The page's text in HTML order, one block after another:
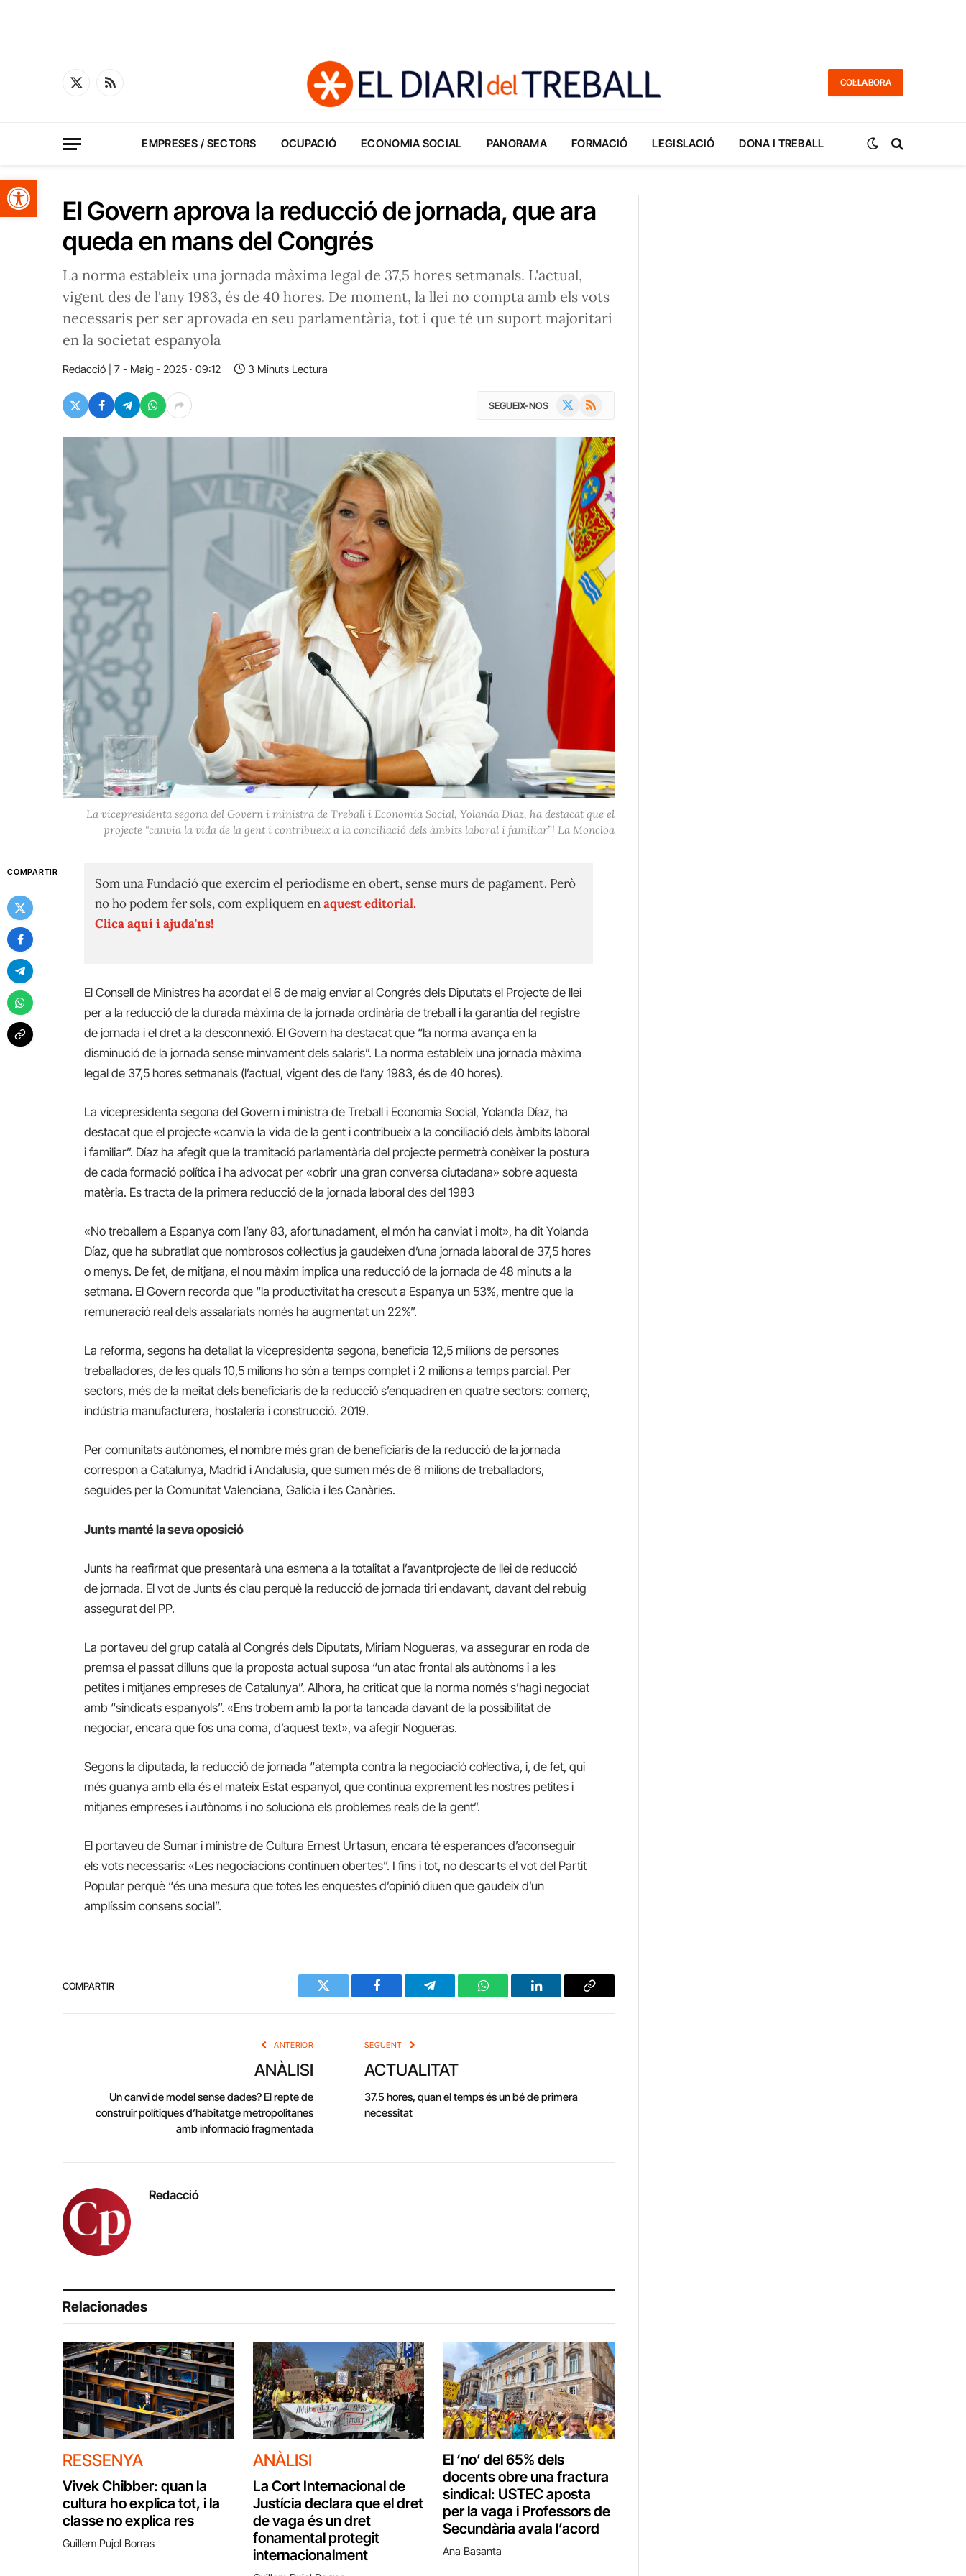
Obre la barra d'eines
X
RSS
COL·LABORA
EMPRESES / SECTORS OCUPACIÓ ECONOMIA SOCIAL PANORAMA FORMACIÓ LEGISLACIÓ DONA I TREBALL
El Govern aprova la reducció de jornada, que ara
queda en mans del Congrés
La norma estableix una jornada màxima legal de 37,5 hores setmanals. L'actual,
vigent des de l'any 1983, és de 40 hores. De moment, la llei no compta amb els vots
necessaris per ser aprovada en seu parlamentària, tot i que té un suport majoritari
en la societat espanyola
Redacció 7 - Maig - 2025 · 09:12 3 Minuts Lectura
SEGUEIX-NOS RSS
La vicepresidenta segona del Govern i ministra de Treball i Economia Social, Yolanda Díaz, ha destacat que el
projecte "canvia la vida de la gent i contribueix a la conciliació dels àmbits laboral i familiar”| La Moncloa
COMPARTIR
Som una Fundació que exercim el periodisme en obert, sense murs de pagament. Però
no ho podem fer sols, com expliquem enaquest editorial.
Clica aquí i ajuda'ns!
El Consell de Ministres ha acordat el 6 de maig enviar al Congrés dels Diputats el Projecte de llei
per a la reducció de la durada màxima de la jornada ordinària de treball i la garantia del registre
de jornada i el dret a la desconnexió. El Govern ha destacat que “la norma avança en la
disminució de la jornada sense minvament dels salaris”. La norma estableix una jornada màxima
legal de 37,5 hores setmanals (l’actual, vigent des de l’any 1983, és de 40 hores).
La vicepresidenta segona del Govern i ministra de Treball i Economia Social, Yolanda Díaz, ha
destacat que el projecte «canvia la vida de la gent i contribueix a la conciliació dels àmbits laboral
i familiar”. Díaz ha afegit que la tramitació parlamentària del projecte permetrà conèixer la postura
de cada formació política i ha advocat per «obrir una gran conversa ciutadana» sobre aquesta
matèria. Es tracta de la primera reducció de la jornada laboral des del 1983
«No treballem a Espanya com l’any 83, afortunadament, el món ha canviat i molt», ha dit Yolanda
Díaz, que ha subratllat que nombrosos col·lectius ja gaudeixen d’una jornada laboral de 37,5 hores
o menys. De fet, de mitjana, el nou màxim implica una reducció de la jornada de 48 minuts a la
setmana. El Govern recorda que “la productivitat ha crescut a Espanya un 53%, mentre que la
remuneració real dels assalariats només ha augmentat un 22%”.
La reforma, segons ha detallat la vicepresidenta segona, beneficia 12,5 milions de persones
treballadores, de les quals 10,5 milions ho són a temps complet i 2 milions a temps parcial. Per
sectors, més de la meitat dels beneficiaris de la reducció s’enquadren en quatre sectors: comerç,
indústria manufacturera, hostaleria i construcció. 2019.
Per comunitats autònomes, el nombre més gran de beneficiaris de la reducció de la jornada
correspon a Catalunya, Madrid i Andalusia, que sumen més de 6 milions de treballadors,
seguides per la Comunitat Valenciana, Galícia i les Canàries.
Junts manté la seva oposició
Junts ha reafirmat que presentarà una esmena a la totalitat a l’avantprojecte de llei de reducció
de jornada. El vot de Junts és clau perquè la reducció de jornada tiri endavant, davant del rebuig
assegurat del PP.
La portaveu del grup català al Congrés dels Diputats, Miriam Nogueras, va assegurar en roda de
premsa el passat dilluns que la proposta actual suposa “un atac frontal als autònoms i a les
petites i mitjanes empreses de Catalunya”. Alhora, ha criticat que la norma només s’hagi negociat
amb “sindicats espanyols”. «Ens trobem amb la porta tancada davant de la possibilitat de
negociar, encara que fos una coma, d’aquest text», va afegir Nogueras.
Segons la diputada, la reducció de jornada “atempta contra la negociació col·lectiva, i, de fet, qui
més guanya amb ella és el mateix Estat espanyol, que continua exprement les nostres petites i
mitjanes empreses i autònoms i no soluciona els problemes reals de la gent”.
El portaveu de Sumar i ministre de Cultura Ernest Urtasun, encara té esperances d’aconseguir
els vots necessaris: «Les negociacions continuen obertes”. I fins i tot, no descarts el vot del Partit
Popular perquè “és una mesura que totes les enquestes d’opinió diuen que gaudeix d’un
amplíssim consens social”.
COMPARTIR
Twitter Facebook Telegram WhatsAppLinkedIn Copy
ANTERIOR
ANÀLISI
Un canvi de model sense dades? El repte de
construir polítiques d’habitatge metropolitanes
amb informació fragmentada
SEGÜENT
ACTUALITAT
37.5 hores, quan el temps és un bé de primera
necessitat
Redacció
Relacionades
RESSENYA
Vivek Chibber: quan la
cultura ho explica tot, i la
classe no explica res
Guillem Pujol Borras
ANÀLISI
La Cort Internacional de
Justícia declara que el dret
de vaga és un dret
fonamental protegit
internacionalment
El ‘no’ del 65% dels
docents obre una fractura
sindical: USTEC aposta
per la vaga i Professors de
Secundària avala l’acord
Ana Basanta